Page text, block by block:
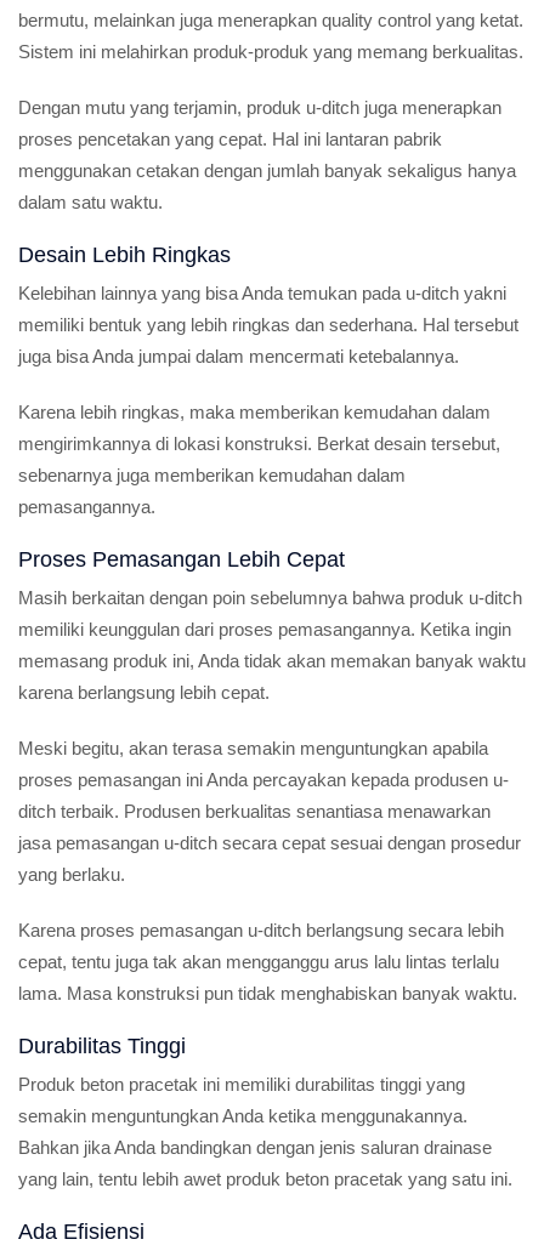
bermutu, melainkan juga menerapkan quality control yang ketat.
Sistem ini melahirkan produk-produk yang memang berkualitas.
Dengan mutu yang terjamin, produk u-ditch juga menerapkan
proses pencetakan yang cepat. Hal ini lantaran pabrik
menggunakan cetakan dengan jumlah banyak sekaligus hanya
dalam satu waktu.
Desain Lebih Ringkas
Kelebihan lainnya yang bisa Anda temukan pada u-ditch yakni
memiliki bentuk yang lebih ringkas dan sederhana. Hal tersebut
juga bisa Anda jumpai dalam mencermati ketebalannya.
Karena lebih ringkas, maka memberikan kemudahan dalam
mengirimkannya di lokasi konstruksi. Berkat desain tersebut,
sebenarnya juga memberikan kemudahan dalam
pemasangannya.
Proses Pemasangan Lebih Cepat
Masih berkaitan dengan poin sebelumnya bahwa produk u-ditch
memiliki keunggulan dari proses pemasangannya. Ketika ingin
memasang produk ini, Anda tidak akan memakan banyak waktu
karena berlangsung lebih cepat.
Meski begitu, akan terasa semakin menguntungkan apabila
proses pemasangan ini Anda percayakan kepada produsen u-
ditch terbaik. Produsen berkualitas senantiasa menawarkan
jasa pemasangan u-ditch secara cepat sesuai dengan prosedur
yang berlaku.
Karena proses pemasangan u-ditch berlangsung secara lebih
cepat, tentu juga tak akan mengganggu arus lalu lintas terlalu
lama. Masa konstruksi pun tidak menghabiskan banyak waktu.
Durabilitas Tinggi
Produk beton pracetak ini memiliki durabilitas tinggi yang
semakin menguntungkan Anda ketika menggunakannya.
Bahkan jika Anda bandingkan dengan jenis saluran drainase
yang lain, tentu lebih awet produk beton pracetak yang satu ini.
Ada Efisiensi